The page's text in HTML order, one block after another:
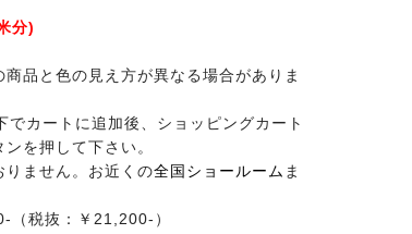
分)
品と色の見え方が異なる場合がありま
カートに追加後、ショッピングカート
を押して下さい。
ません。お近くの全国ショールーム ま
（税抜：￥21,200-）